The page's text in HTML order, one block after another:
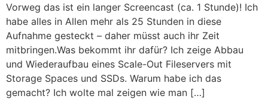
Vorweg das ist ein langer Screencast (ca. 1 Stunde)! Ich
habe alles in Allen mehr als 25 Stunden in diese
Aufnahme gesteckt – daher müsst auch ihr Zeit
mitbringen.Was bekommt ihr dafür? Ich zeige Abbau
und Wiederaufbau eines Scale-Out Fileservers mit
Storage Spaces und SSDs. Warum habe ich das
gemacht? Ich wolte mal zeigen wie man […]